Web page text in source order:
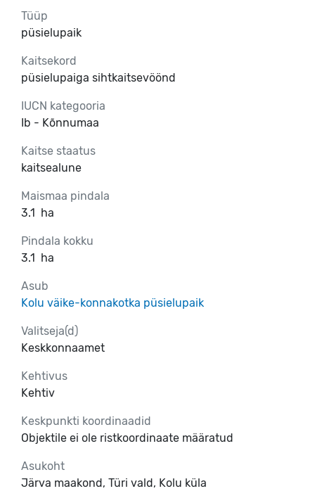
Tüüp
püsielupaik
Kaitsekord
püsielupaiga sihtkaitsevöönd
IUCN kategooria
Ib - Kõnnumaa
Kaitse staatus
kaitsealune
Maismaa pindala
3.1 ha
Pindala kokku
3.1 ha
Asub
Kolu väike-konnakotka püsielupaik
Valitseja(d)
Keskkonnaamet
Kehtivus
Kehtiv
Keskpunkti koordinaadid
Objektile ei ole ristkoordinaate määratud
Asukoht
Järva maakond, Türi vald, Kolu küla